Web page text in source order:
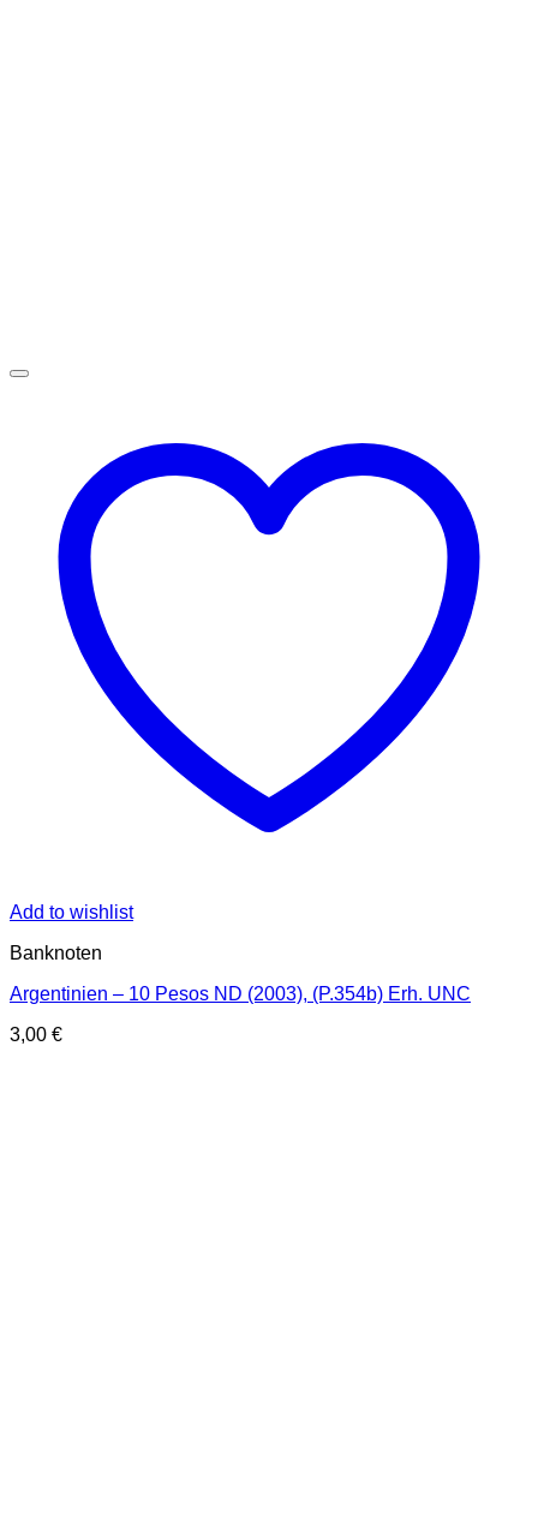
Add to wishlist
Banknoten
Argentinien – 10 Pesos ND (2003), (P.354b) Erh. UNC
3,00 €